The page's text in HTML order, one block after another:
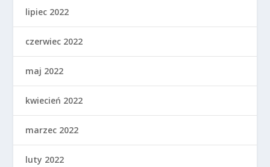
lipiec 2022
czerwiec 2022
maj 2022
kwiecień 2022
marzec 2022
luty 2022